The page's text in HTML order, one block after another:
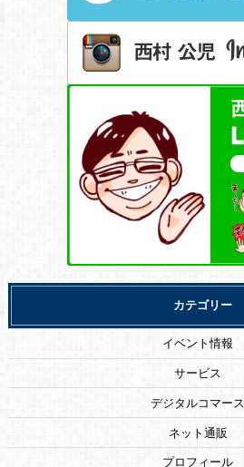
カテゴリー
イベント情報
サービス
デジタルコマース
ネット通販
プロフィール